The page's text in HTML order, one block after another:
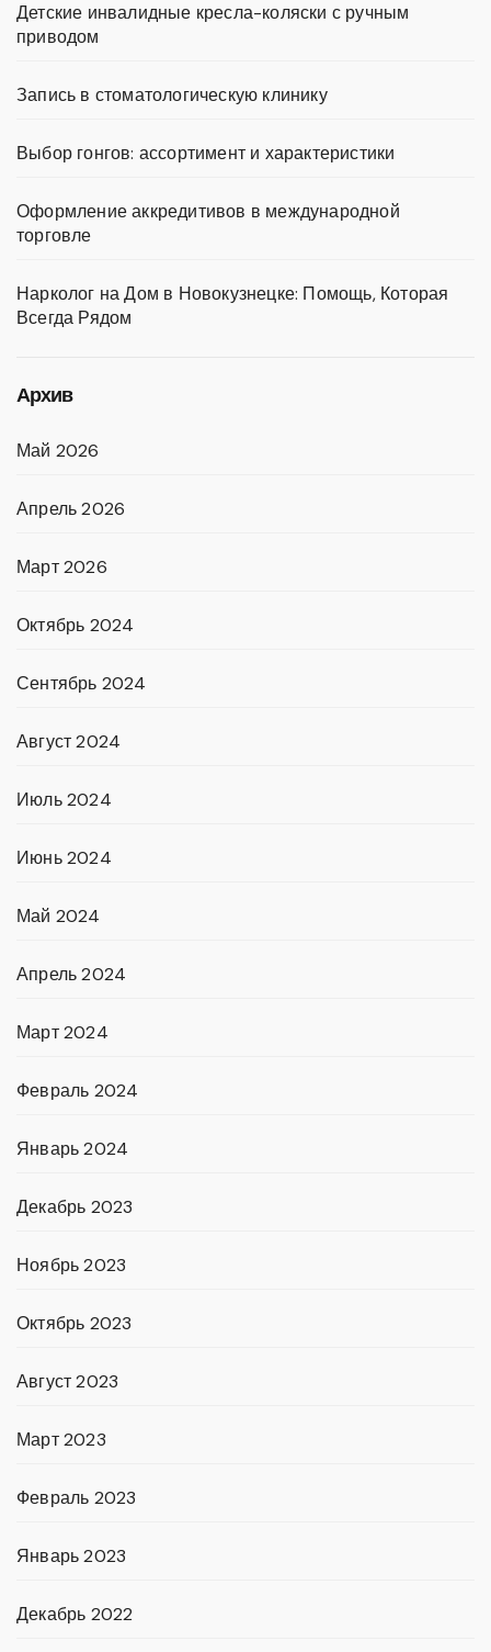
Детские инвалидные кресла-коляски с ручным
приводом
Запись в стоматологическую клинику
Выбор гонгов: ассортимент и характеристики
Оформление аккредитивов в международной
торговле
Нарколог на Дом в Новокузнецке: Помощь, Которая
Всегда Рядом
Архив
Май 2026
Апрель 2026
Март 2026
Октябрь 2024
Сентябрь 2024
Август 2024
Июль 2024
Июнь 2024
Май 2024
Апрель 2024
Март 2024
Февраль 2024
Январь 2024
Декабрь 2023
Ноябрь 2023
Октябрь 2023
Август 2023
Март 2023
Февраль 2023
Январь 2023
Декабрь 2022